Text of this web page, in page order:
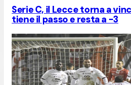
Serie C, il Lecce torna a
tiene il passo e resta a -3